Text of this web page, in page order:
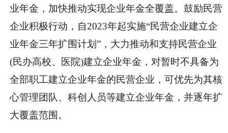
业年金，加快推动实现企业年金全覆盖。鼓励民营
企业积极行动，自2023年起实施“民营企业建立企
业年金三年扩围计划”，大力推动和支持民营企业
(民办高校、医院)建立企业年金，对暂时不具备为
全部职工建立企业年金的民营企业，可优先为其核
心管理团队、科创人员等建立企业年金，并逐年扩
大覆盖范围。